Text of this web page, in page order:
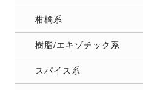
柑橘系
樹脂/エキゾチック系
スパイス系